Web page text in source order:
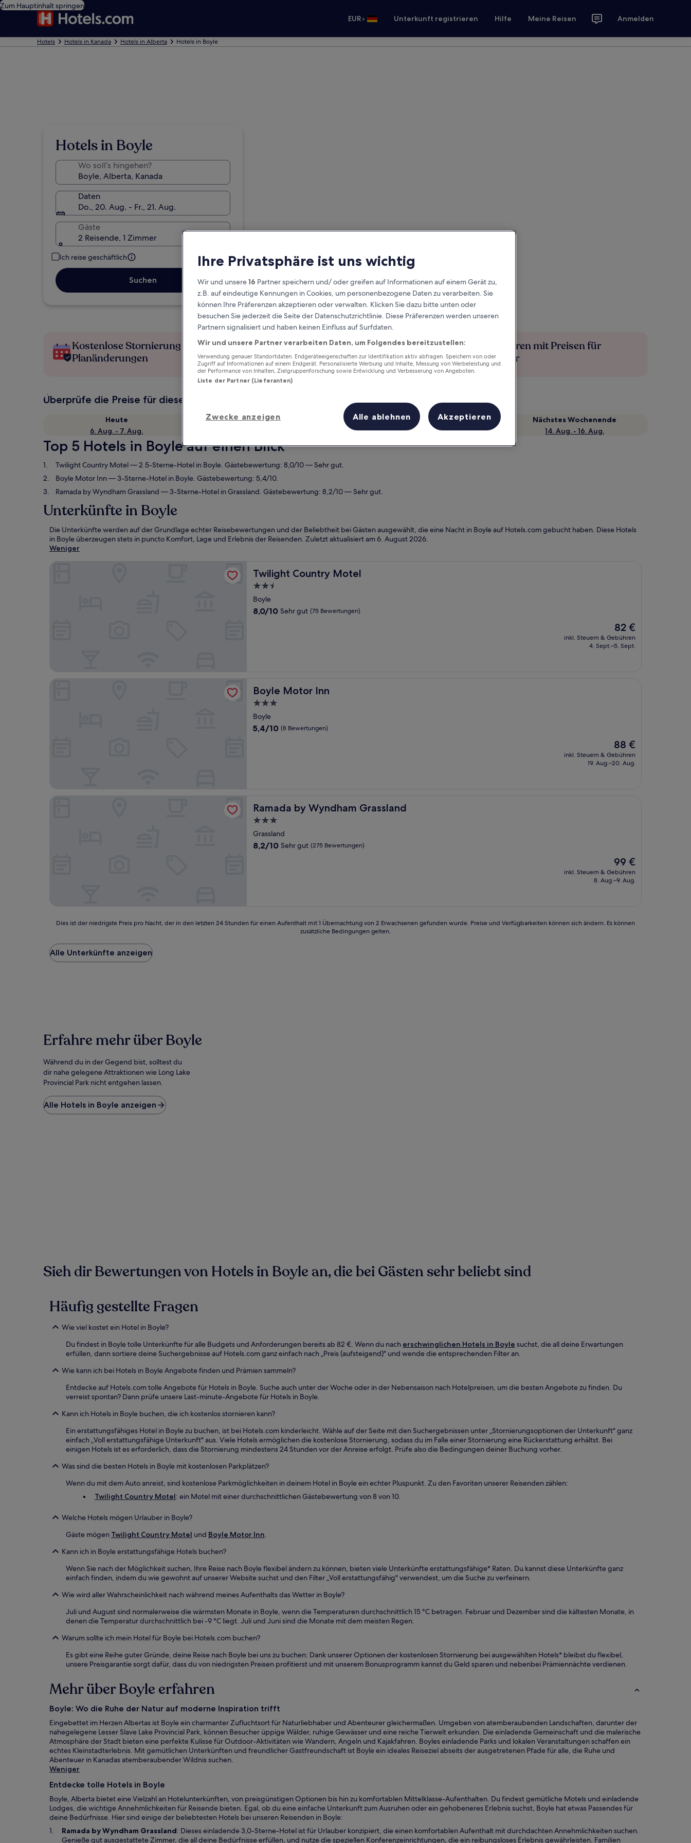
Zum Hauptinhalt springen
EUR• Unterkunft registrieren Hilfe Meine Reisen Anmelden
Hotels Hotels in Kanada Hotels in Alberta Hotels in Boyle
Hotels in Boyle
Wo soll’s hingehen?
Daten
Do., 20. Aug. - Fr., 21. Aug.
Gäste
2 Reisende, 1 Zimmer
Ich reise geschäftlich
Suchen
Kostenlose Stornierung bei
Planänderungen
Verdiene Prämien für jede
wahrgenommene Übernachtung
Mehr sparen mit Preisen für
Mitglieder
Überprüfe die Preise für diese Daten
Heute
6. Aug. - 7. Aug.
Morgen
Dieses Wochenende
7. Aug. - 9. Aug.
Nächstes Wochenende
14. Aug. - 16. Aug.
Top 5 Hotels in Boyle auf einen Blick
Twilight Country Motel— 2.5-Sterne-Hotel in Boyle. Gästebewertung: 8,0/10 — Sehr gut.
Boyle Motor Inn— 3-Sterne-Hotel in Boyle. Gästebewertung: 5,4/10.
Ramada by Wyndham Grassland — 3-Sterne-Hotel in Grassland. Gästebewertung: 8,2/10 — Sehr gut.
Unterkünfte in Boyle
Die Unterkünfte werden auf der Grundlage echter Reisebewertungen und der Beliebtheit bei Gästen ausgewählt, die eine Nacht in Boyle auf Hotels.com gebucht haben. Diese Hotels
in Boyle überzeugen stets in puncto Komfort, Lage und Erlebnis der Reisenden. Zuletzt aktualisiert am6. August 2026.
Weniger
Twilight Country Motel
Twilight Country Motel
2.5-
Sterne-
Unterkunft
Boyle
8.0
8,0/10 Sehr gut (75 Bewertungen)
Der
Preis
beträgt
82 €
inkl. Steuern & Gebühren
4. Sept.–5. Sept.
Boyle Motor Inn
Boyle Motor Inn
3.0-
Sterne-
Unterkunft
Boyle
5.4
5,4/10 (8 Bewertungen)
Der
Preis
beträgt
88 €
inkl. Steuern & Gebühren
19. Aug.–20. Aug.
Ramada by Wyndham Grassland
Ramada by Wyndham Grassland
3.0-
Sterne-
Unterkunft
Grassland
8.2
8,2/10 Sehr gut (275 Bewertungen)
Der
Preis
beträgt
99 €
inkl. Steuern & Gebühren
8. Aug.–9. Aug.
Dies
der
niedrigste
Preis
für
einen
mit
1 Übernachtung
von
gefunden
wurde.
Preise
Dies ist der niedrigste Preis pro Nacht, der in den letzten 24 Stunden für einen Aufenthalt mit 1 Übernachtung von 2 Erwachsenen gefunden wurde. Preise und Verfügbarkeiten können sich ändern. Es können
zusätzliche Bedingungen gelten.
Alle Unterkünfte anzeigen
Erfahre mehr über Boyle
Während du in der Gegend bist, solltest du
dir nahe gelegene Attraktionen wie Long Lake
Provincial Park nicht entgehen lassen.
Alle Hotels in Boyle anzeigen
Sieh dir Bewertungen von Hotels in Boyle an, die bei Gästen sehr beliebt sind
Häufig gestellte Fragen
Wie viel kostet ein Hotel in Boyle?
Du findest in Boyle tolle Unterkünfte für alle Budgets und Anforderungen bereits ab 82 €. Wenn du nach erschwinglichen Hotels in Boyle suchst, die all deine Erwartungen
erfüllen, dann sortiere deine Suchergebnisse auf Hotels.com ganz einfach nach „Preis (aufsteigend)" und wende die entsprechenden Filter an.
Wie kann ich bei Hotels in Boyle Angebote finden und Prämien sammeln?
Entdecke auf Hotels.com tolle Angebote für Hotels in Boyle. Suche auch unter der Woche oder in der Nebensaison nach Hotelpreisen, um die besten Angebote zu finden. Du
verreist spontan? Dann prüfe unsere Last-minute-Angebote für Hotels in Boyle.
Kann ich Hotels in Boyle buchen, die ich kostenlos stornieren kann?
Ein erstattungsfähiges Hotel in Boyle zu buchen, ist bei Hotels.com kinderleicht. Wähle auf der Seite mit den Suchergebnissen unter „Stornierungsoptionen der Unterkunft" ganz
einfach „Voll erstattungsfähige Unterkunft" aus. Viele Hotels ermöglichen die kostenlose Stornierung, sodass du im Falle einer Stornierung eine Rückerstattung erhältst. Bei
einigen Hotels ist es erforderlich, dass die Stornierung mindestens 24 Stunden vor der Anreise erfolgt. Prüfe also die Bedingungen deiner Buchung vorher.
Was sind die besten Hotels in Boyle mit kostenlosen Parkplätzen?
Wenn du mit dem Auto anreist, sind kostenlose Parkmöglichkeiten in deinem Hotel in Boyle ein echter Pluspunkt. Zu den Favoriten unserer Reisenden zählen:
Twilight Country Motel: ein Motel mit einer durchschnittlichen Gästebewertung von 8 von 10.
Welche Hotels mögen Urlauber in Boyle?
Gäste mögen Twilight Country Motel und Boyle Motor Inn.
Kann ich in Boyle erstattungsfähige Hotels buchen?
Wenn Sie nach der Möglichkeit suchen, Ihre Reise nach Boyle flexibel ändern zu können, bieten viele Unterkünfte erstattungsfähige* Raten. Du kannst diese Unterkünfte ganz
einfach finden, indem du wie gewohnt auf unserer Website suchst und den Filter „Voll erstattungsfähig" verwendest, um die Suche zu verfeinern.
Wie wird aller Wahrscheinlichkeit nach während meines Aufenthalts das Wetter in Boyle?
Juli und August sind normalerweise die wärmsten Monate in Boyle, wenn die Temperaturen durchschnittlich 15 °C betragen. Februar und Dezember sind die kältesten Monate, in
denen die Temperatur durchschnittlich bei -9 °C liegt. Juli und Juni sind die Monate mit dem meisten Regen.
Warum sollte ich mein Hotel für Boyle bei Hotels.com buchen?
Es gibt eine Reihe guter Gründe, deine Reise nach Boyle bei uns zu buchen: Dank unserer Optionen der kostenlosen Stornierung bei ausgewählten Hotels* bleibst du flexibel,
unsere Preisgarantie sorgt dafür, dass du von niedrigsten Preisen profitierst und mit unserem Bonusprogramm kannst du Geld sparen und nebenbei Prämiennächte verdienen.
Mehr über Boyle erfahren
Boyle: Wo die Ruhe der Natur auf moderne Inspiration trifft
Eingebettet im Herzen Albertas ist Boyle ein charmanter Zufluchtsort für Naturliebhaber und Abenteurer gleichermaßen. Umgeben von atemberaubenden Landschaften, darunter der
nahegelegene Lesser Slave Lake Provincial Park, können Besucher üppige Wälder, ruhige Gewässer und eine reiche Tierwelt erkunden. Die einladende Gemeinschaft und die malerische
Atmosphäre der Stadt bieten eine perfekte Kulisse für Outdoor-Aktivitäten wie Wandern, Angeln und Kajakfahren. Boyles einladende Parks und lokalen Veranstaltungen schaffen ein
echtes Kleinstadterlebnis. Mit gemütlichen Unterkünften und freundlicher Gastfreundschaft ist Boyle ein ideales Reiseziel abseits der ausgetretenen Pfade für alle, die Ruhe und
Abenteuer in Kanadas atemberaubender Wildnis suchen.
Weniger
Entdecke tolle Hotels in Boyle
Boyle, Alberta bietet eine Vielzahl an Hotelunterkünften, von preisgünstigen Optionen bis hin zu komfortablen Mittelklasse-Aufenthalten. Du findest gemütliche Motels und einladende
Lodges, die wichtige Annehmlichkeiten für Reisende bieten. Egal, ob du eine einfache Unterkunft zum Ausruhen oder ein gehobeneres Erlebnis suchst, Boyle hat etwas Passendes für
deine Bedürfnisse. Hier sind einige der beliebtesten Hotels bei unseren Reisenden in Boyle:
Ramada by Wyndham GrasslandW
: Dieses einladende 3,0-Sterne-Hotel ist für Urlauber konzipiert, die einen komfortablen Aufenthalt mit durchdachten Annehmlichkeiten suchen.
Genieße gut ausgestattete Zimmer, die all deine Bedürfnisse erfüllen, und nutze die speziellen Konferenzeinrichtungen, die ein reibungsloses Erlebnis gewährleisten. Familien
Ihre Privatsphäre ist uns wichtig
Wir und unsere16 Partner speichern und/ oder greifen auf Informationen auf einem Gerät zu,
z.B. auf eindeutige Kennungen in Cookies, um personenbezogene Daten zu verarbeiten. Sie
können Ihre Präferenzen akzeptieren oder verwalten. Klicken Sie dazu bitte unten oder
besuchen Sie jederzeit die Seite der Datenschutzrichtlinie. Diese Präferenzen werden unseren
Partnern signalisiert und haben keinen Einfluss auf Surfdaten.
Wir und unsere Partner verarbeiten Daten, um Folgendes bereitzustellen:
Verwendung genauer Standortdaten. Endgeräteeigenschaften zur Identifikation aktiv abfragen. Speichern von oder
Zugriff auf Informationen auf einem Endgerät. Personalisierte Werbung und Inhalte, Messung von Werbeleistung und
der Performance von Inhalten, Zielgruppenforschung sowie Entwicklung und Verbesserung von Angeboten.
Liste der Partner (Lieferanten)
Zwecke anzeigen Alle ablehnen Akzeptieren